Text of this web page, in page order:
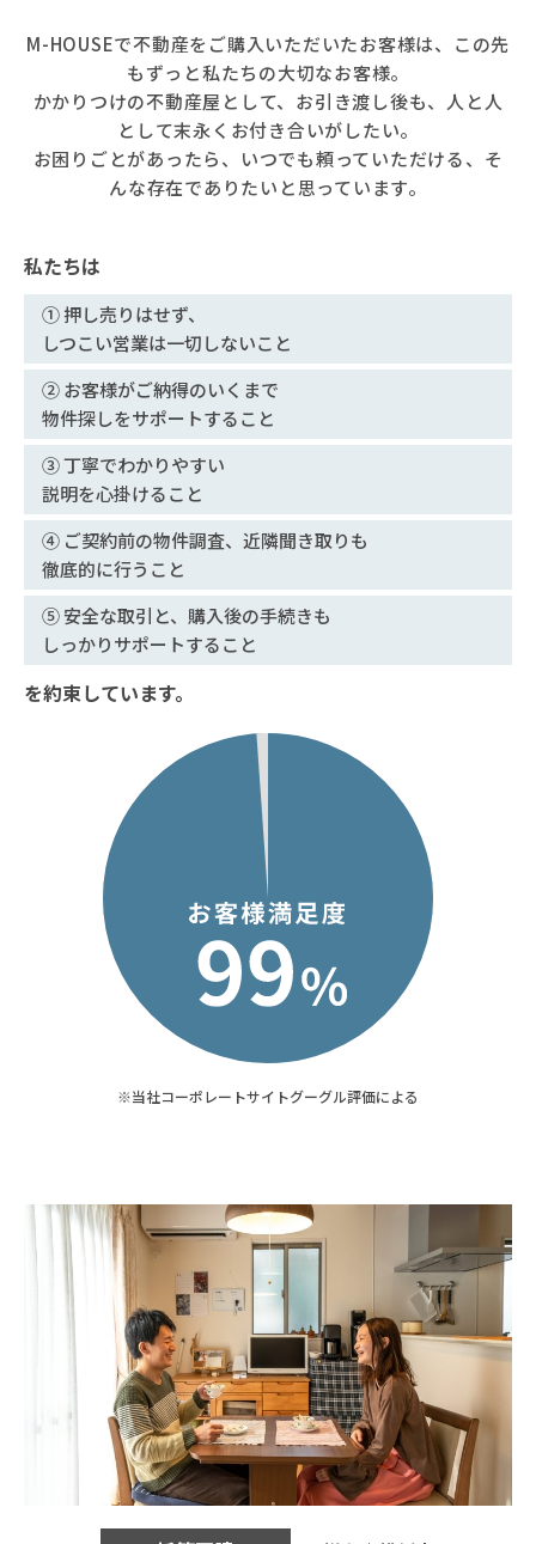
M-HOUSEで不動産をご購入いただいたお客様は、この先
もずっと私たちの大切なお客様。
かかりつけの不動産屋として、お引き渡し後も、人と人
として末永くお付き合いがしたい。
お困りごとがあったら、いつでも頼っていただける、そ
んな存在でありたいと思っています。
私たちは
① 押し売りはせず、
しつこい営業は一切しないこと
② お客様がご納得のいくまで
物件探しをサポートすること
③ 丁寧でわかりやすい
説明を心掛けること
④ ご契約前の物件調査、近隣聞き取りも
徹底的に行うこと
⑤ 安全な取引と、購入後の手続きも
しっかりサポートすること
を約束しています。
※当社コーポレートサイトグーグル評価による